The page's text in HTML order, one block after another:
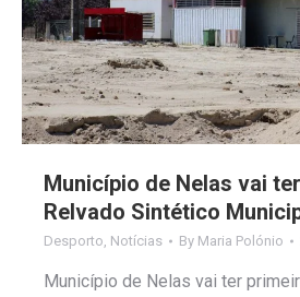
Município de Nelas vai
Relvado Sintético
Desporto, Notícias By Maria Polónio
Município de Nelas vai ter